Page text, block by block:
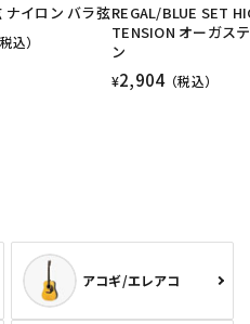
ナイロン バラ弦
税込）
REGAL/BLUE SET
TENSION オーガス
ン
¥2,904（税込）
アコギ/エレアコ